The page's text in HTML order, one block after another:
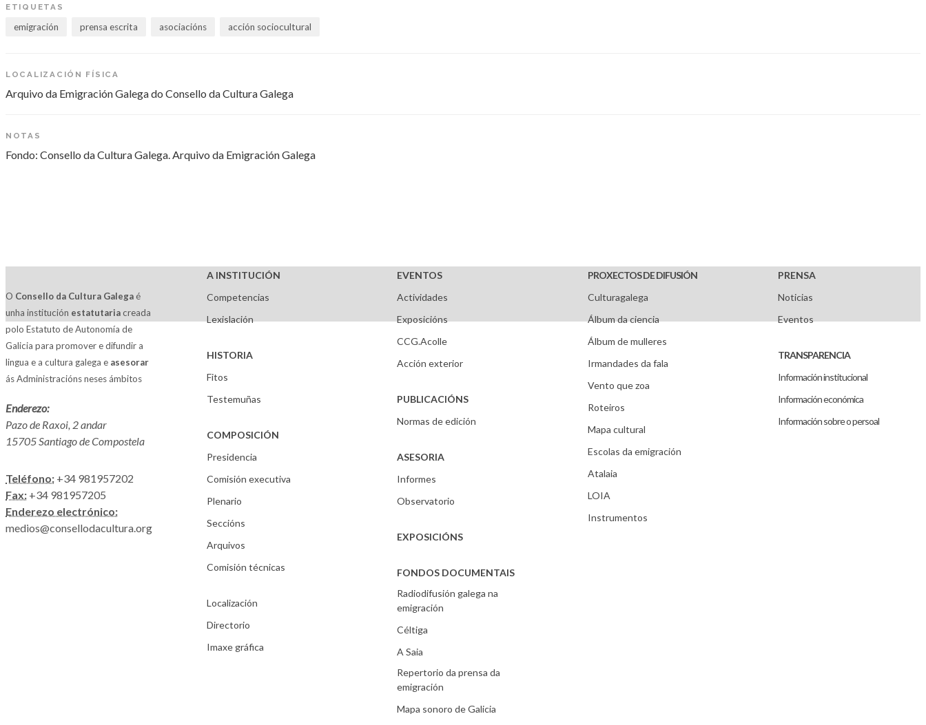
ETIQUETAS
emigración prensa escrita asociacións acción sociocultural
LOCALIZACIÓN FÍSICA
Arquivo da Emigración Galega do Consello da Cultura Galega
NOTAS
Fondo: Consello da Cultura Galega. Arquivo da Emigración Galega
O Consello da Cultura Galega é
unha institución estatutariacreada
polo Estatuto de Autonomía de
Galicia para promover e difundir a
lingua e a cultura galega e asesorar
ás Administracións neses ámbitos
Enderezo:
Pazo de Raxoi, 2 andar
15705 Santiago de Compostela
Teléfono: +34 981957202
Fax: +34 981957205
Enderezo electrónico:
medios@consellodacultura.org
A INSTITUCIÓN
Competencias
Lexislación
HISTORIA
Fitos
Testemuñas
COMPOSICIÓN
Presidencia
Comisión executiva
Plenario
Seccións
Arquivos
Comisión técnicas
Localización
Directorio
Imaxe gráfica
EVENTOS
Actividades
Exposicións
CCG.Acolle
Acción exterior
PUBLICACIÓNS
Normas de edición
ASESORIA
Informes
Observatorio
EXPOSICIÓNS
FONDOS DOCUMENTAIS
Radiodifusión galega na
emigración
Céltiga
A Saia
Repertorio da prensa da
emigración
Mapa sonoro de Galicia
PROXECTOS DE DIFUSIÓN
Culturagalega
Álbum da ciencia
Álbum de mulleres
Irmandades da fala
Vento que zoa
Roteiros
Mapa cultural
Escolas da emigración
Atalaia
LOIA
Instrumentos
PRENSA
Noticias
Eventos
TRANSPARENCIA
Información institucional
Información económica
Información sobre o persoal